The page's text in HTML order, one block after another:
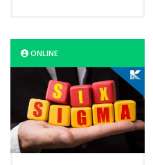
ONLINE